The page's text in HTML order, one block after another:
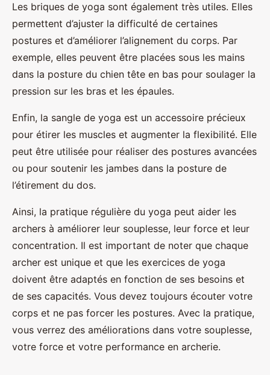
Les briques de yoga sont également très utiles. Elles
permettent d’ajuster la difficulté de certaines
postures et d’améliorer l’alignement du corps. Par
exemple, elles peuvent être placées sous les mains
dans la posture du chien tête en bas pour soulager la
pression sur les bras et les épaules.
Enfin, la sangle de yoga est un accessoire précieux
pour étirer les muscles et augmenter la flexibilité. Elle
peut être utilisée pour réaliser des postures avancées
ou pour soutenir les jambes dans la posture de
l’étirement du dos.
Ainsi, la pratique régulière du yoga peut aider les
archers à améliorer leur souplesse, leur force et leur
concentration. Il est important de noter que chaque
archer est unique et que les exercices de yoga
doivent être adaptés en fonction de ses besoins et
de ses capacités. Vous devez toujours écouter votre
corps et ne pas forcer les postures. Avec la pratique,
vous verrez des améliorations dans votre souplesse,
votre force et votre performance en archerie.